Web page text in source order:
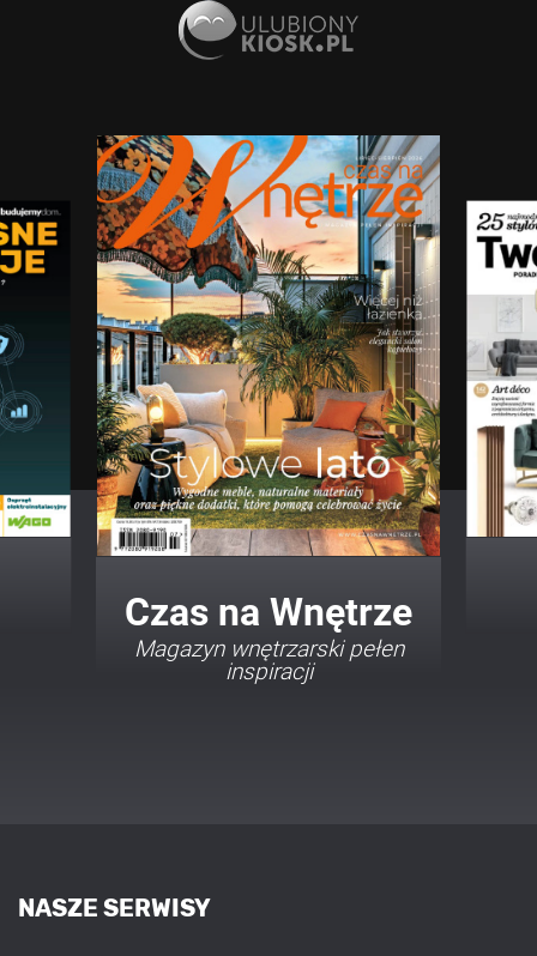
Twój Dom Twój Styl
Porady i inspiracje w
najmodniejszych stylach
NASZE SERWISY